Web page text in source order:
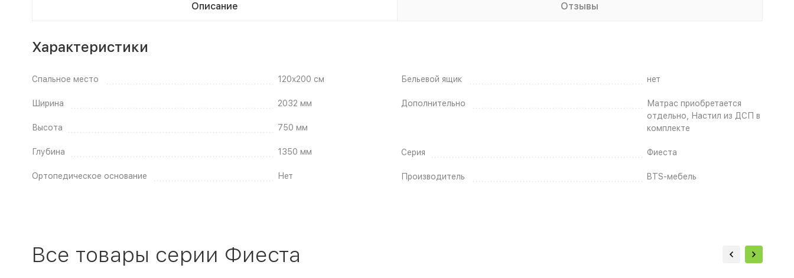
Описание Отзывы
Характеристики
Спальное место 120x200 см
Ширина 2032 мм
Высота 750 мм
Глубина 1350 мм
Ортопедическое основание Нет
Бельевой ящик нет
Дополнительно
Матрас приобретается
отдельно, Настил из ДСП в
комплекте
Серия Фиеста
Производитель BTS-мебель
Все товары серии Фиеста